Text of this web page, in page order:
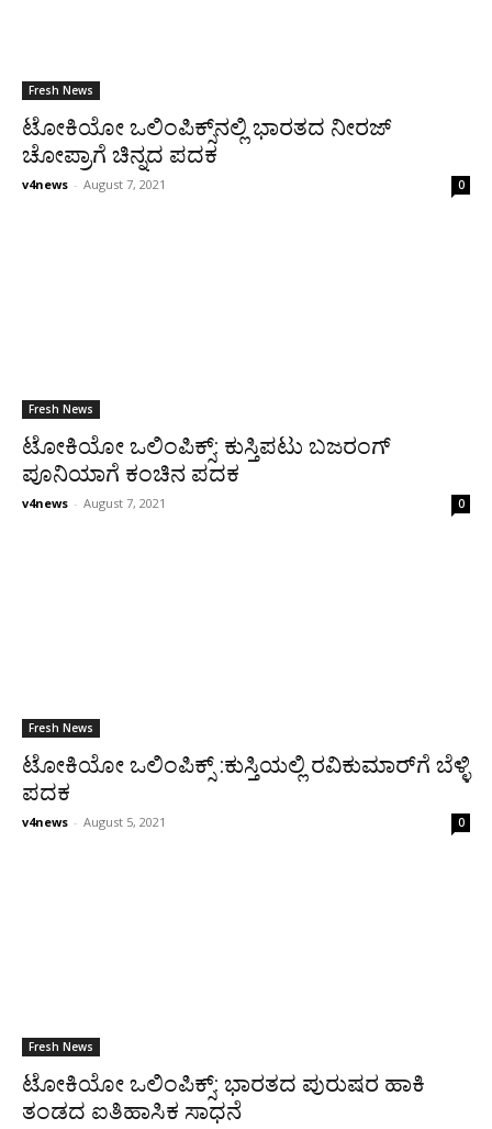
Fresh News
ಟೋಕಿಯೋ ಒಲಿಂಪಿಕ್ಸ್‌ನಲ್ಲಿ ಭಾರತದ ನೀರಜ್
ಚೋಪ್ರಾಗೆ ಚಿನ್ನದ ಪದಕ
v4news - August 7, 2021 0
Fresh News
ಟೋಕಿಯೋ ಒಲಿಂಪಿಕ್ಸ್: ಕುಸ್ತಿಪಟು ಬಜರಂಗ್
ಪೂನಿಯಾಗೆ ಕಂಚಿನ ಪದಕ
v4news - August 7, 2021 0
Fresh News
ಟೋಕಿಯೋ ಒಲಿಂಪಿಕ್ಸ್ :ಕುಸ್ತಿಯಲ್ಲಿ ರವಿಕುಮಾರ್‌ಗೆ ಬೆಳ್ಳಿ
ಪದಕ
v4news - August 5, 2021 0
Fresh News
ಟೋಕಿಯೋ ಒಲಿಂಪಿಕ್ಸ್: ಭಾರತದ ಪುರುಷರ ಹಾಕಿ
ತಂಡದ ಐತಿಹಾಸಿಕ ಸಾಧನೆ